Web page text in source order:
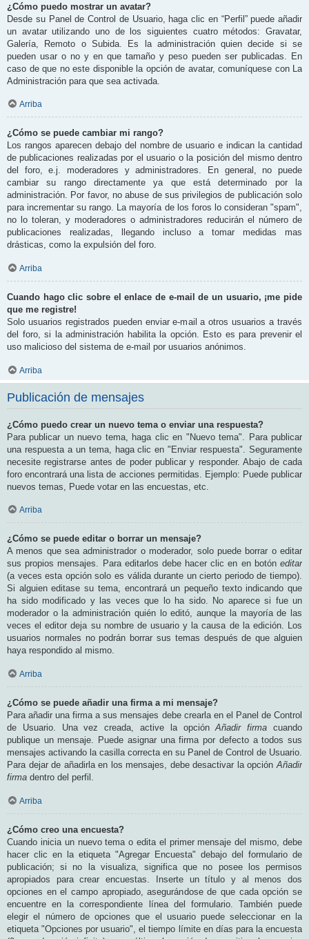
¿Cómo puedo mostrar un avatar?
Desde su Panel de Control de Usuario, haga clic en “Perfil” puede añadir
un avatar utilizando uno de los siguientes cuatro métodos: Gravatar,
Galería, Remoto o Subida. Es la administración quien decide si se
pueden usar o no y en que tamaño y peso pueden ser publicadas. En
caso de que no este disponible la opción de avatar, comuníquese con La
Administración para que sea activada.
Arriba
¿Cómo se puede cambiar mi rango?
Los rangos aparecen debajo del nombre de usuario e indican la cantidad
de publicaciones realizadas por el usuario o la posición del mismo dentro
del foro, e.j. moderadores y administradores. En general, no puede
cambiar su rango directamente ya que está determinado por la
administración. Por favor, no abuse de sus privilegios de publicación solo
para incrementar su rango. La mayoría de los foros lo consideran "spam",
no lo toleran, y moderadores o administradores reducirán el número de
publicaciones realizadas, llegando incluso a tomar medidas mas
drásticas, como la expulsión del foro.
Arriba
Cuando hago clic sobre el enlace de e-mail de un usuario, ¡me pide
que me registre!
Solo usuarios registrados pueden enviar e-mail a otros usuarios a través
del foro, si la administración habilita la opción. Esto es para prevenir el
uso malicioso del sistema de e-mail por usuarios anónimos.
Arriba
Publicación de mensajes
¿Cómo puedo crear un nuevo tema o enviar una respuesta?
Para publicar un nuevo tema, haga clic en "Nuevo tema". Para publicar
una respuesta a un tema, haga clic en "Enviar respuesta". Seguramente
necesite registrarse antes de poder publicar y responder. Abajo de cada
foro encontrará una lista de acciones permitidas. Ejemplo: Puede publicar
nuevos temas, Puede votar en las encuestas, etc.
Arriba
¿Cómo se puede editar o borrar un mensaje?
A menos que sea administrador o moderador, solo puede borrar o editar
sus propios mensajes. Para editarlos debe hacer clic en en botón editar
(a veces esta opción solo es válida durante un cierto periodo de tiempo).
Si alguien editase su tema, encontrará un pequeño texto indicando que
ha sido modificado y las veces que lo ha sido. No aparece si fue un
moderador o la administración quién lo editó, aunque la mayoría de las
veces el editor deja su nombre de usuario y la causa de la edición. Los
usuarios normales no podrán borrar sus temas después de que alguien
haya respondido al mismo.
Arriba
¿Cómo se puede añadir una firma a mi mensaje?
Para añadir una firma a sus mensajes debe crearla en el Panel de Control
de Usuario. Una vez creada, active la opciónAñadir firma cuando
publique un mensaje. Puede asignar una firma por defecto a todos sus
mensajes activando la casilla correcta en su Panel de Control de Usuario.
Para dejar de añadirla en los mensajes, debe desactivar la opciónAñadir
firma dentro del perfil.
Arriba
¿Cómo creo una encuesta?
Cuando inicia un nuevo tema o edita el primer mensaje del mismo, debe
hacer clic en la etiqueta "Agregar Encuesta" debajo del formulario de
publicación; si no la visualiza, significa que no posee los permisos
apropiados para crear encuestas. Inserte un título y al menos dos
opciones en el campo apropiado, asegurándose de que cada opción se
encuentre en la correspondiente línea del formulario. También puede
elegir el número de opciones que el usuario puede seleccionar en la
etiqueta "Opciones por usuario", el tiempo límite en días para la encuesta